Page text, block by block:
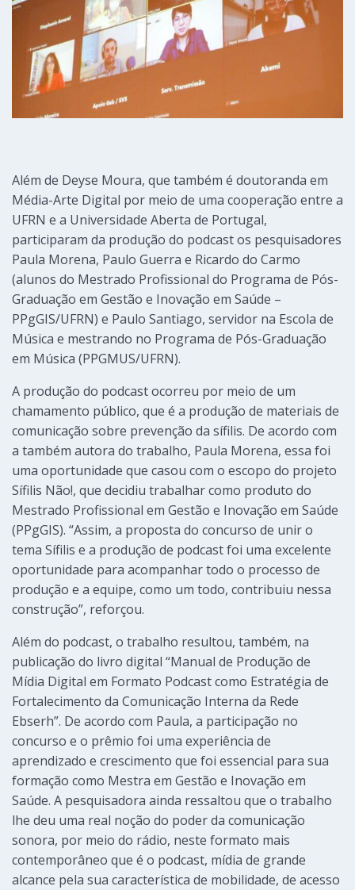
Além de Deyse Moura, que também é doutoranda em
Média-Arte Digital por meio de uma cooperação entre a
UFRN e a Universidade Aberta de Portugal,
participaram da produção do podcast os pesquisadores
Paula Morena, Paulo Guerra e Ricardo do Carmo
(alunos do Mestrado Profissional do Programa de Pós-
Graduação em Gestão e Inovação em Saúde –
PPgGIS/UFRN) e Paulo Santiago, servidor na Escola de
Música e mestrando no Programa de Pós-Graduação
em Música (PPGMUS/UFRN).
A produção do podcast ocorreu por meio de um
chamamento público, que é a produção de materiais de
comunicação sobre prevenção da sífilis. De acordo com
a também autora do trabalho, Paula Morena, essa foi
uma oportunidade que casou com o escopo do projeto
Sífilis Não!, que decidiu trabalhar como produto do
Mestrado Profissional em Gestão e Inovação em Saúde
(PPgGIS). “Assim, a proposta do concurso de unir o
tema Sífilis e a produção de podcast foi uma excelente
oportunidade para acompanhar todo o processo de
produção e a equipe, como um todo, contribuiu nessa
construção”, reforçou.
Além do podcast, o trabalho resultou, também, na
publicação do livro digital “Manual de Produção de
Mídia Digital em Formato Podcast como Estratégia de
Fortalecimento da Comunicação Interna da Rede
Ebserh”. De acordo com Paula, a participação no
concurso e o prêmio foi uma experiência de
aprendizado e crescimento que foi essencial para sua
formação como Mestra em Gestão e Inovação em
Saúde. A pesquisadora ainda ressaltou que o trabalho
lhe deu uma real noção do poder da comunicação
sonora, por meio do rádio, neste formato mais
contemporâneo que é o podcast, mídia de grande
alcance pela sua característica de mobilidade, de acesso